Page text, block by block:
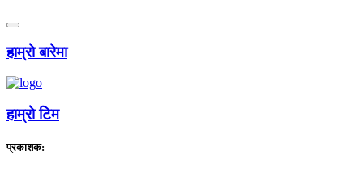
हाम्राे बारेमा
हाम्राे टिम
प्रकाशक: